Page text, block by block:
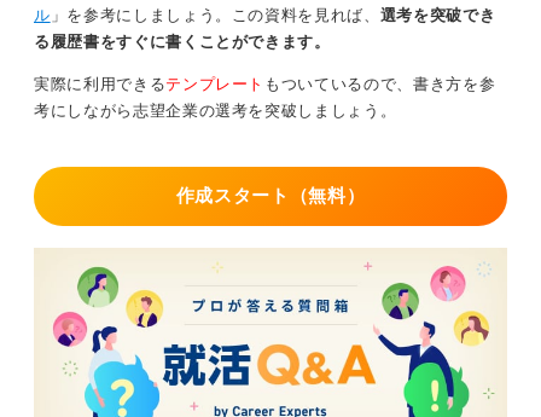
ん。
起きてしまったミスを悔やむより、これからの面接でい
かに自分の強みを伝えるかにエネルギーを使ってくださ
い。あなたの価値は、記号一つで揺らぐものではありま
ル 」を参考にしましょう。この資料を見れば、 選考を突破でき
る履歴書をすぐに書くことができます。
実際に利用できるテンプレート もついているので、書き方を参
考にしながら志望企業の選考を突破しましょう。
作成スタート（無料）